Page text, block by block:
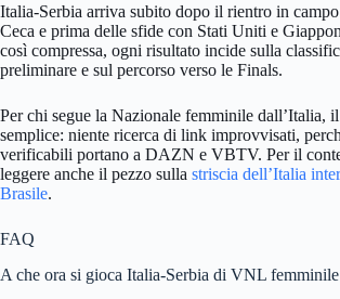
Italia-Serbia arriva subito dopo il rientro in
Ceca e prima delle sfide con Stati Uniti e
così compressa, ogni risultato incide sulla
preliminare e sul percorso verso le Finals.
Per chi segue la Nazionale femminile dall’Italia,
semplice: niente ricerca di link improvvisati,
verificabili portano a DAZN e VBTV. Per il
leggere anche il pezzo sulla striscia dell’Italia
Brasile.
FAQ
A che ora si gioca Italia-Serbia di VNL